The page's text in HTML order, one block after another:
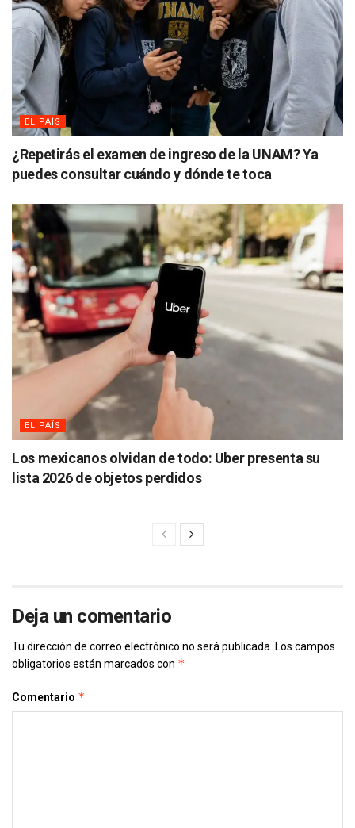
EL PAÍS
¿Repetirás el examen de ingreso de la UNAM? Ya
puedes consultar cuándo y dónde te toca
EL PAÍS
Los mexicanos olvidan de todo: Uber presenta su
lista 2026 de objetos perdidos
Deja un comentario
Tu dirección de correo electrónico no será publicada. Los campos
obligatorios están marcados con *
Comentario *